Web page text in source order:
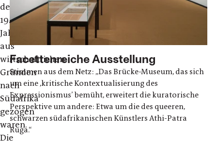
des
19.
Jahrhunderts
aus
wirtschaftlichen
Gründen
nach
Südafrika
gezogen
waren.
Die
Facettenreiche Ausstellung
Stimmen aus dem Netz: „Das Brücke-Museum, das sich
um eine ,kritische Kontextualisierung des
Expressionismus’ bemüht, erweitert die kuratorische
Perspektive um andere: Etwa um die des queeren,
schwarzen südafrikanischen Künstlers Athi-Patra
Ruga.“